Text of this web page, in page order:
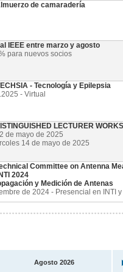
de camaradería
IEEE entre marzo y agosto
para nuevos socios
- Tecnología y Epilepsia
- Virtual
LECTURER
de mayo de 2025
14 de mayo de 2025
Committee on Antenna
2024
y Medición de Antenas
de 2024 - Presencial en INTI y
Agosto 2026